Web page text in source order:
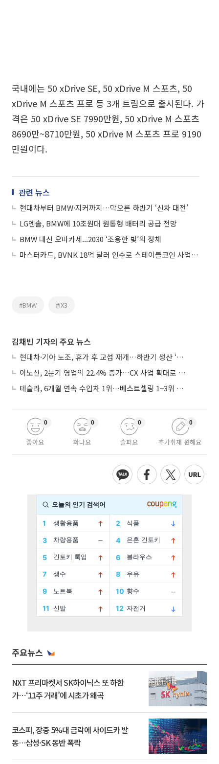
국내에는 50 xDrive SE, 50 xDrive M 스포츠, 50
xDrive M 스포츠 프로 등 3개 트림으로 출시된다. 가
격은 50 xDrive SE 7990만원, 50 xDrive M 스포츠
8690만~8710만원, 50 xDrive M 스포츠 프로 9190
만원이다.
관련 뉴스
현대차부터 BMW·지커까지…막오른 하반기 ‘신차 대전’
LG엔솔, BMW에 10조원대 원통형 배터리 공급 전망
BMW 대신 오마카세...2030 ‘조용한 빚’의 정체
마스터카드, BVNK 18억 달러 인수로 스테이블코인 사업 본격 확장
#BMW #IX3
김채빈 기자의 주요 뉴스
현대차·기아 노조, 휴가 후 교섭 재개…하반기 생산 ‘분수령’
이노션, 2분기 영업익 22.4% 증가…CX 사업 확대로 성장세 지속
테슬라, 6개월 연속 수입차 1위…베스트셀링 1~3위 싹쓸이
좋아요
0
화나요
0
슬퍼요
0
추가취재 원해요
0
주요뉴스
NXT 프리마켓서 SK하이닉스 또 하한
가⋯‘11주 거래’에 시초가 왜곡
코스피, 장중 5%대 급락에 사이드카 발
동…삼성·SK 동반 폭락